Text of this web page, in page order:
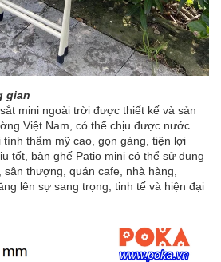
gian
mini ngoài trời được thiết kế và sản
Việt Nam, có thể chịu được nước
thẩm mỹ cao, gọn gàng, tiện lợi
tốt, bàn ghế Patio mini có thể sử dụng
thượng, quán cafe, nhà hàng,
lên sự sang trọng, tinh tế và hiện đại